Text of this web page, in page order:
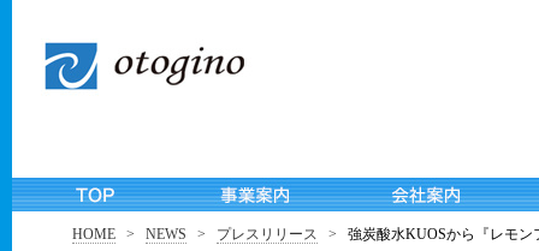
HOME > NEWS > プレスリリース > 強炭酸水KUOSから『レモン